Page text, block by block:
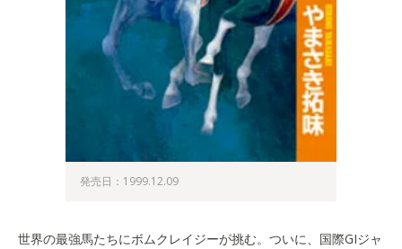
発売日：1999.12.09
世界の最強馬たちにボムクレイジーが挑む。ついに、国際GIジャ